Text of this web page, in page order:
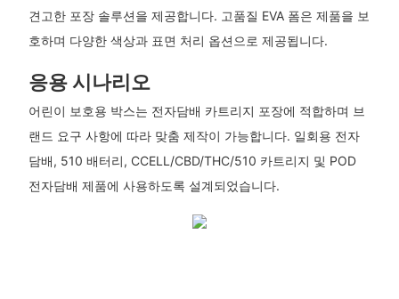
견고한 포장 솔루션을 제공합니다. 고품질 EVA 폼은 제품을 보
호하며 다양한 색상과 표면 처리 옵션으로 제공됩니다.
응용 시나리오
어린이 보호용 박스는 전자담배 카트리지 포장에 적합하며 브
랜드 요구 사항에 따라 맞춤 제작이 가능합니다. 일회용 전자
담배, 510 배터리, CCELL/CBD/THC/510 카트리지 및 POD
전자담배 제품에 사용하도록 설계되었습니다.